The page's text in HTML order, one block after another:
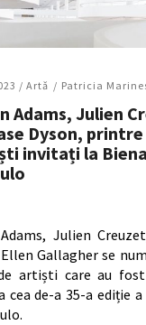
/ Artǎ Patricia
Adams, Julien
Dyson, printre
invitați la
Julien
Gallagher se
artiști care au
cea de-a 35-a ediție